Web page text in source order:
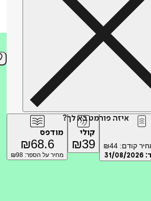
איזה פורמט בא לך?
קודם: ₪44
31/08/2026
קולי
₪39
מודפס
₪68.6
מחיר על הספר: ₪ 98